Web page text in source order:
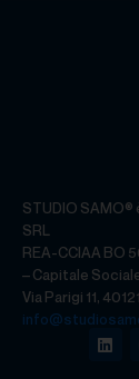
STUDIO SAMO®
SRL
REA-CCIAA BO
– Capitale
Via Parigi 11,